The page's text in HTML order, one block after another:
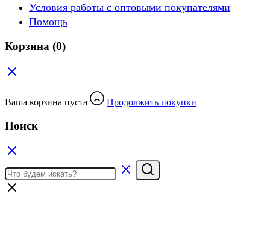
Условия работы с оптовыми покупателями
Помощь
Корзина (0)
Ваша корзина пуста Продолжить покупки
Поиск